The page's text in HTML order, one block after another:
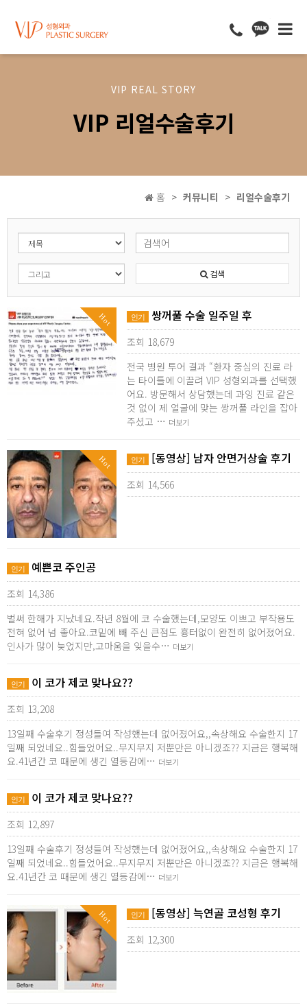
VIP REAL STORY
VIP 리얼수술후기
홈 커뮤니티 리얼수술후기
검색
Hot 인기 쌍꺼풀 수술 일주일 후
조회 18,679
전국 병원 투어 결과 “환자 중심의 진료 라
는 타이틀에 이끌려 VIP 성형외과를 선택했
어요. 방문해서 상담했는데 과잉 진료 같은
것 없이 제 얼굴에 맞는 쌍꺼풀 라인을 잡아
주셨고 … 더보기
Hot 인기 [동영상] 남자 안면거상술 후기
조회 14,566
인기 예쁜코 주인공
조회 14,386
벌써 한해가 지났네요.작년 8월에 코 수술했는데,모양도 이쁘고 부작용도
전혀 없어 넘 좋아요.코밑에 빼 주신 큰점도 흉터없이 완전히 없어졌어요.
인사가 많이 늦었지만,고마움을 잊을수… 더보기
인기 이 코가 제코 맞나요??
조회 13,208
13일째 수술후기 정성들여 작성했는데 없어졌어요,,속상해요 수술한지 17
일째 되었네요..힘들었어요..무지무지 저뿐만은 아니겠죠?? 지금은 행복해
요.41년간 코 때문에 생긴 열등감에… 더보기
인기 이 코가 제코 맞나요??
조회 12,897
13일째 수술후기 정성들여 작성했는데 없어졌어요,,속상해요 수술한지 17
일째 되었네요..힘들었어요..무지무지 저뿐만은 아니겠죠?? 지금은 행복해
요.41년간 코 때문에 생긴 열등감에… 더보기
Hot 인기 [동영상] 늑연골 코성형 후기
조회 12,300